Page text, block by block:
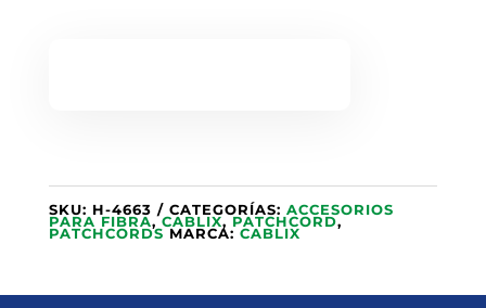
SKU: H-4663 CATEGORÍAS: ACCESORIOS
PARA FIBRA,CABLIX,PATCHCORD,
PATCHCORDS MARCA: CABLIX